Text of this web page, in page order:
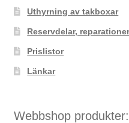
Uthyrning av takboxar
Reservdelar,
Prislistor
Länkar
Webbshop produkter: